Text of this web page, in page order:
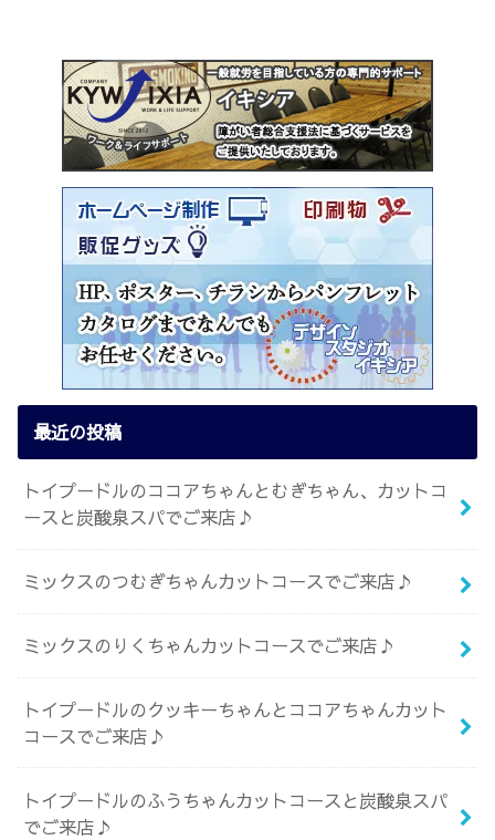
最近の投稿
トイプードルのココアちゃんとむぎちゃん、カットコ
ースと炭酸泉スパでご来店♪
ミックスのつむぎちゃんカットコースでご来店♪
ミックスのりくちゃんカットコースでご来店♪
トイプードルのクッキーちゃんとココアちゃんカット
コースでご来店♪
トイプードルのふうちゃんカットコースと炭酸泉スパ
でご来店♪